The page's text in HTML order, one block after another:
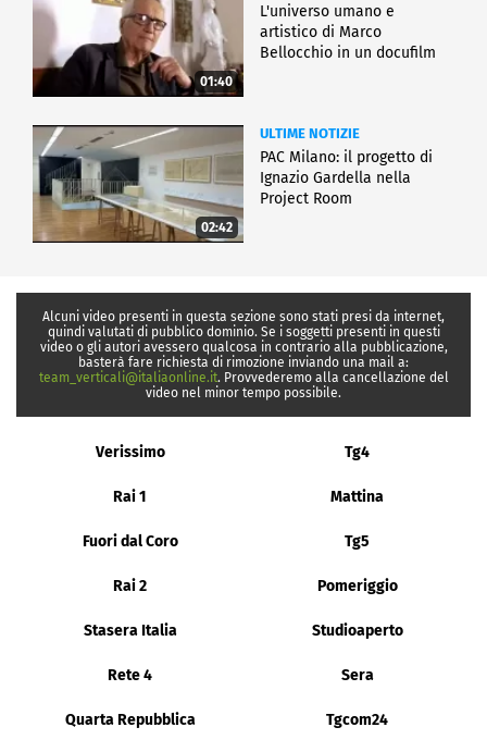
01:40
L'universo umano e
artistico di Marco
Bellocchio in un docufilm
02:42
ULTIME NOTIZIE
PAC Milano: il progetto di
Ignazio Gardella nella
Project Room
Alcuni video presenti in questa sezione sono stati presi da internet,
quindi valutati di pubblico dominio. Se i soggetti presenti in questi
video o gli autori avessero qualcosa in contrario alla pubblicazione,
basterà fare richiesta di rimozione inviando una mail a:
team_verticali@italiaonline.it. Provvederemo alla cancellazione del
video nel minor tempo possibile.
Verissimo Tg4
Rai 1 Mattina
Fuori dal Coro Tg5
Rai 2 Pomeriggio
Stasera Italia Studioaperto
Rete 4 Sera
Quarta Repubblica Tgcom24